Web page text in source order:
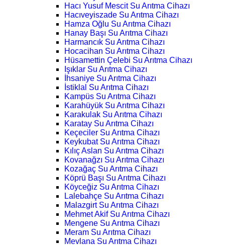
Hacı Yusuf Mescit Su Arıtma Cihazı
Hacıveyiszade Su Arıtma Cihazı
Hamza Oğlu Su Arıtma Cihazı
Hanay Başı Su Arıtma Cihazı
Harmancık Su Arıtma Cihazı
Hocacihan Su Arıtma Cihazı
Hüsamettin Çelebi Su Arıtma Cihazı
Işıklar Su Arıtma Cihazı
İhsaniye Su Arıtma Cihazı
İstiklal Su Arıtma Cihazı
Kampüs Su Arıtma Cihazı
Karahüyük Su Arıtma Cihazı
Karakulak Su Arıtma Cihazı
Karatay Su Arıtma Cihazı
Keçeciler Su Arıtma Cihazı
Keykubat Su Arıtma Cihazı
Kılıç Aslan Su Arıtma Cihazı
Kovanağzı Su Arıtma Cihazı
Kozağaç Su Arıtma Cihazı
Köprü Başı Su Arıtma Cihazı
Köyceğiz Su Arıtma Cihazı
Lalebahçe Su Arıtma Cihazı
Malazgirt Su Arıtma Cihazı
Mehmet Akif Su Arıtma Cihazı
Mengene Su Arıtma Cihazı
Meram Su Arıtma Cihazı
Mevlana Su Arıtma Cihazı